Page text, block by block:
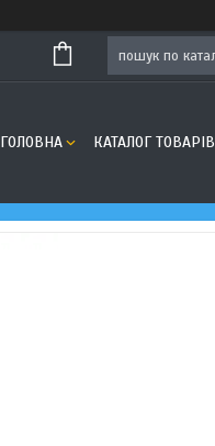
ГОЛОВНА КАТАЛОГ ТОВАРІВ